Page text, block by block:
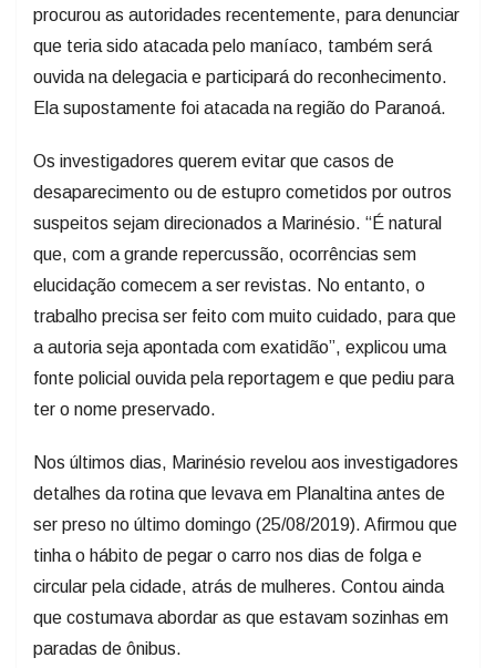
procurou as autoridades recentemente, para denunciar
que teria sido atacada pelo maníaco, também será
ouvida na delegacia e participará do reconhecimento.
Ela supostamente foi atacada na região do Paranoá.
Os investigadores querem evitar que casos de
desaparecimento ou de estupro cometidos por outros
suspeitos sejam direcionados a Marinésio. “É natural
que, com a grande repercussão, ocorrências sem
elucidação comecem a ser revistas. No entanto, o
trabalho precisa ser feito com muito cuidado, para que
a autoria seja apontada com exatidão”, explicou uma
fonte policial ouvida pela reportagem e que pediu para
ter o nome preservado.
Nos últimos dias, Marinésio revelou aos investigadores
detalhes da rotina que levava em Planaltina antes de
ser preso no último domingo (25/08/2019). Afirmou que
tinha o hábito de pegar o carro nos dias de folga e
circular pela cidade, atrás de mulheres. Contou ainda
que costumava abordar as que estavam sozinhas em
paradas de ônibus.